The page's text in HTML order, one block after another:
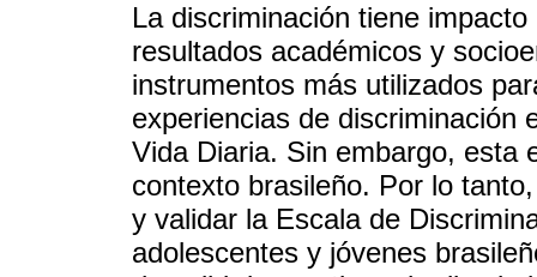
La discriminación tiene
resultados académicos y
instrumentos más utilizados
experiencias de discriminación
Vida Diaria. Sin embargo, esta
contexto brasileño. Por lo
y validar la Escala de
adolescentes y jóvenes